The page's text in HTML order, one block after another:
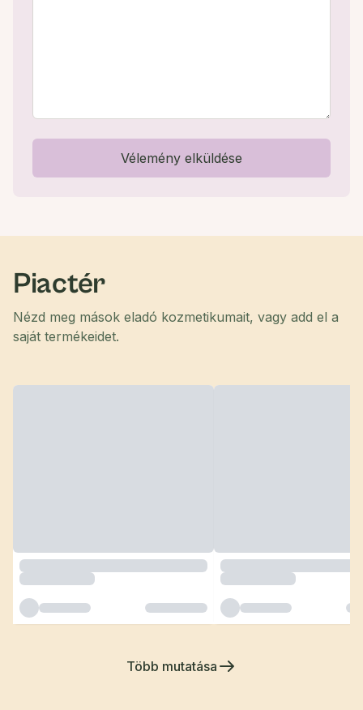
Vélemény elküldése
Piactér
Nézd meg mások eladó kozmetikumait, vagy add el a
saját termékeidet.
Több mutatása